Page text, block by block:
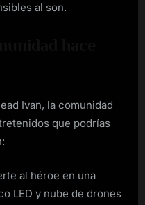
al son.
Ivan, la comunidad
que podrías
al héroe en una
LED y nube de drones